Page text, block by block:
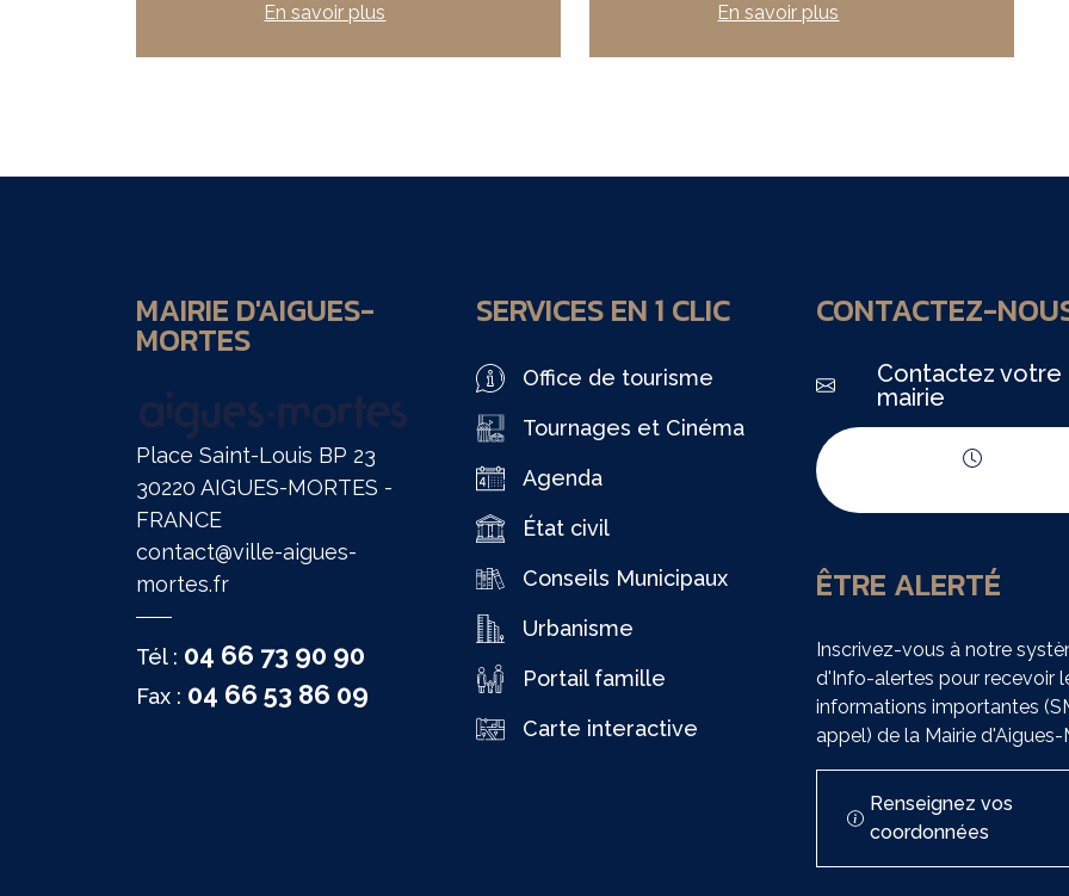
En savoir plus En savoir plus
MAIRIE D'AIGUES-
MORTES
Place Saint-Louis BP 23
30220 AIGUES-MORTES -
FRANCE
contact@ville-aigues-
mortes.fr
Tél : 04 66 73 90 90
Fax : 04 66 53 86 09
SERVICES EN 1 CLIC
Office de tourisme
Tournages et Cinéma
Agenda
État civil
Conseils Municipaux
Urbanisme
Portail famille
Carte interactive
CONTACTEZ-
Contactez votre
mairie
ÊTRE ALERTÉ
Inscrivez-vous à notre
d'Info-alertes pour recevoir
informations importantes
appel) de la Mairie
Renseignez vos
coordonnées